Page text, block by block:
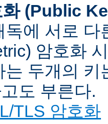
화 (Public
독에 서로
암호화
는 두개의
도 부른다.
TLS 암호화